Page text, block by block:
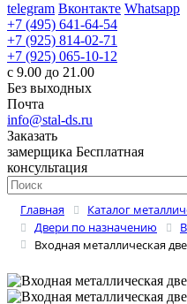
telegram Вконтакте Whatsapp
+7 (495) 641-64-54
+7 (925) 814-02-71
+7 (925) 065-10-12
с 9.00 до 21.00
Без выходных
Почта
info@stal-ds.ru
Заказать
замерщика Бесплатная
консультация
Главная
Каталог
Двери по назначению
Входная металлическая